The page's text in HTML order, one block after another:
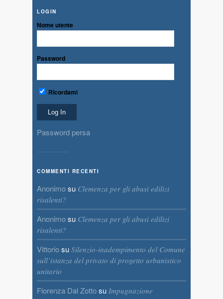
LOGIN
Nome utente
Password
Ricordami
Password persa
COMMENTI RECENTI
Anonimosu Clemenza per gli abusi edilizi
risalenti?
Anonimosu Clemenza per gli abusi edilizi
risalenti?
Vittoriosu Silenzio-inadempimento del Comune
sull’istanza del privato di progetto urbanistico
unitario
Fiorenza Dal Zottosu Impugnazione